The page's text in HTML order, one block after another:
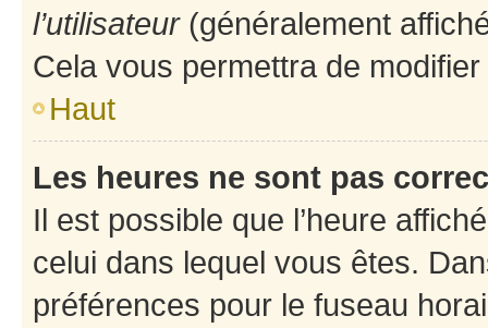
l’utilisateur(généralement
Cela vous permettra de
Haut
Les heures ne sont pas
Il est possible que l’heure
celui dans lequel vous êtes.
préférences pour le fuseau